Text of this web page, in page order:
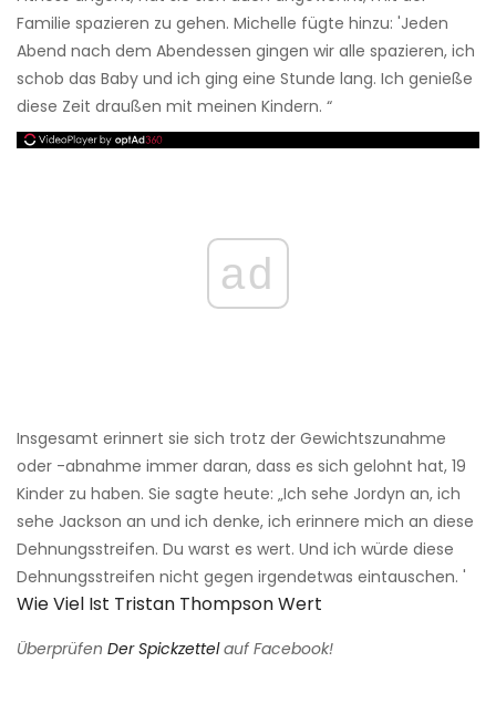
Familie spazieren zu gehen. Michelle fügte hinzu: 'Jeden
Abend nach dem Abendessen gingen wir alle spazieren, ich
schob das Baby und ich ging eine Stunde lang. Ich genieße
diese Zeit draußen mit meinen Kindern. “
ad
Insgesamt erinnert sie sich trotz der Gewichtszunahme
oder -abnahme immer daran, dass es sich gelohnt hat, 19
Kinder zu haben. Sie sagte heute: „Ich sehe Jordyn an, ich
sehe Jackson an und ich denke, ich erinnere mich an diese
Dehnungsstreifen. Du warst es wert. Und ich würde diese
Dehnungsstreifen nicht gegen irgendetwas eintauschen. '
Wie Viel Ist Tristan Thompson Wert
Überprüfen Der Spickzettel auf Facebook!